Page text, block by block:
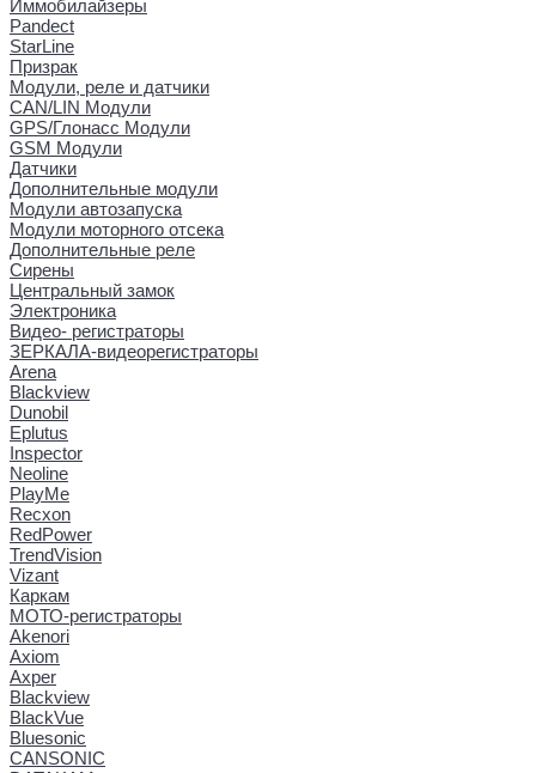
Иммобилайзеры
Pandect
StarLine
Призрак
Модули, реле и датчики
CAN/LIN Модули
GPS/Глонасс Модули
GSM Модули
Датчики
Дополнительные модули
Модули автозапуска
Модули моторного отсека
Дополнительные реле
Сирены
Центральный замок
Электроника
Видео- регистраторы
ЗЕРКАЛА-видеорегистраторы
Arena
Blackview
Dunobil
Eplutus
Inspector
Neoline
PlayMe
Recxon
RedPower
TrendVision
Vizant
Каркам
МОТО-регистраторы
Akenori
Axiom
Axper
Blackview
BlackVue
Bluesonic
CANSONIC